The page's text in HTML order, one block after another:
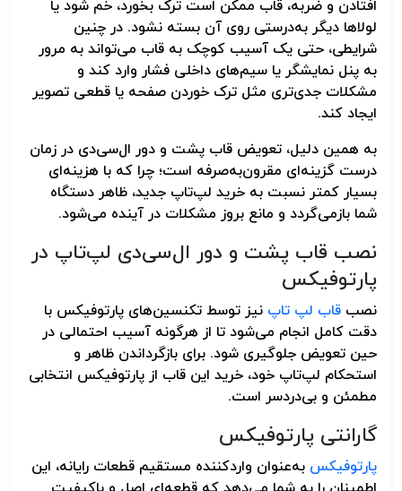
افتادن و ضربه، قاب ممکن است ترک بخورد، خم شود یا
لولاها دیگر به‌درستی روی آن بسته نشود. در چنین
شرایطی، حتی یک آسیب کوچک به قاب می‌تواند به مرور
به پنل نمایشگر یا سیم‌های داخلی فشار وارد کند و
مشکلات جدی‌تری مثل ترک خوردن صفحه یا قطعی تصویر
ایجاد کند.
به همین دلیل، تعویض قاب پشت و دور ال‌سی‌دی در زمان
درست گزینه‌ای مقرون‌به‌صرفه است؛ چرا که با هزینه‌ای
بسیار کمتر نسبت به خرید لپ‌تاپ جدید، ظاهر دستگاه
شما بازمی‌گردد و مانع بروز مشکلات در آینده می‌شود.
نصب قاب پشت و دور ال‌سی‌دی لپ‌تاپ در
پارتوفیکس
نصب قاب لپ تاپ نیز توسط تکنسین‌های پارتوفیکس با
دقت کامل انجام می‌شود تا از هرگونه آسیب احتمالی در
حین تعویض جلوگیری شود. برای بازگرداندن ظاهر و
استحکام لپ‌تاپ خود، خرید این قاب از پارتوفیکس انتخابی
مطمئن و بی‌دردسر است.
گارانتی پارتوفیکس
پارتوفیکس به‌عنوان واردکننده مستقیم قطعات رایانه، این